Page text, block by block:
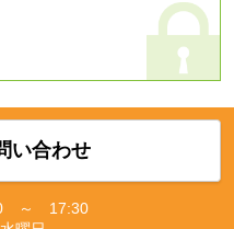
い合わせ
～ 17:30